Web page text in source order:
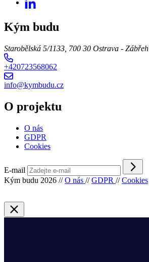
Kým budu
Starobělská 5/1133, 700 30 Ostrava - Zábřeh
+420723568062
info@kymbudu.cz
O projektu
O nás
GDPR
Cookies
E-mail
Kým budu 2026 // O nás // GDPR // Cookies